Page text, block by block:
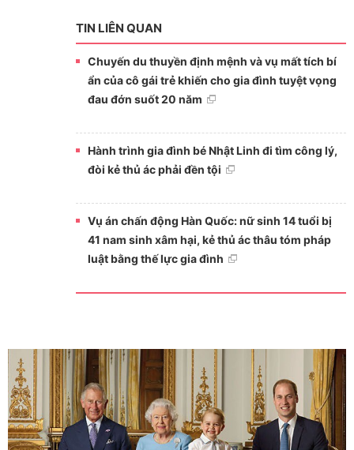
TIN LIÊN QUAN
Chuyến du thuyền định mệnh và vụ mất tích bí
ẩn của cô gái trẻ khiến cho gia đình tuyệt vọng
đau đớn suốt 20 năm
Hành trình gia đình bé Nhật Linh đi tìm công lý,
đòi kẻ thủ ác phải đền tội
Vụ án chấn động Hàn Quốc: nữ sinh 14 tuổi bị
41 nam sinh xâm hại, kẻ thủ ác thâu tóm pháp
luật bằng thế lực gia đình